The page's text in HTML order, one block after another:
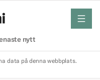
nytt
meny
data på denna webbplats.